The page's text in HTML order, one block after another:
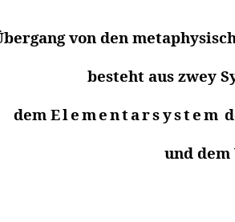
von den
besteht aus zwey
demElementarsystem
und dem